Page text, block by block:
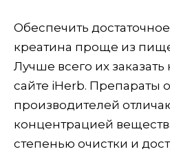
Обеспечить
креатина проще из
Лучше всего их
сайте iHerb. Препараты
производителей
концентрацией
степенью очистки и